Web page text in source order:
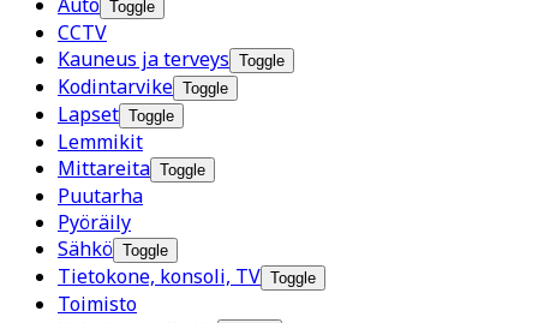
Toggle
CCTV
Kauneus ja terveys Toggle
Kodintarvike Toggle
Lapset Toggle
Lemmikit
Mittareita Toggle
Puutarha
Pyöräily
Sähkö Toggle
Tietokone, konsoli, TV Toggle
Toimisto